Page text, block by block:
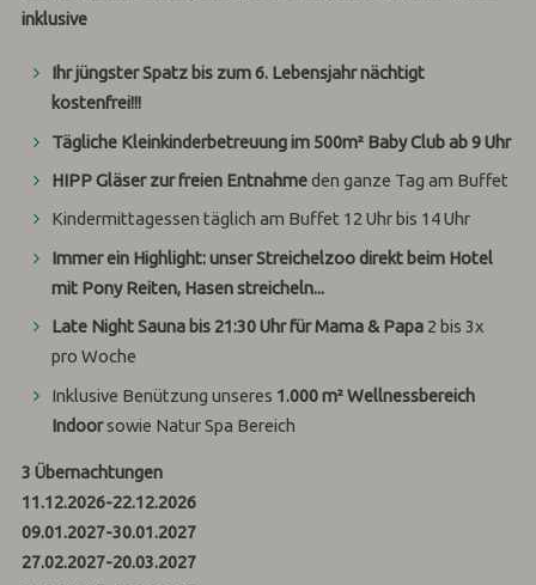
inklusive
Ihr jüngster Spatz bis zum 6. Lebensjahr nächtigt
kostenfrei!!!
Tägliche Kleinkinderbetreuung im 500m² Baby Club ab 9 Uhr
HIPP Gläser zur freien Entnahmeden ganze Tag am Buffet
Kindermittagessen täglich am Buffet 12 Uhr bis 14 Uhr
Immer ein Highlight: unser Streichelzoo direkt beim Hotel
mit Pony Reiten, Hasen streicheln...
Late Night Sauna bis 21:30 Uhr für Mama & Papa 2 bis 3x
pro Woche
Inklusive Benützung unseres 1.000 m² Wellnessbereich
Indoorsowie Natur Spa Bereich
3 Übernachtungen
11.12.2026-22.12.2026
09.01.2027-30.01.2027
27.02.2027-20.03.2027